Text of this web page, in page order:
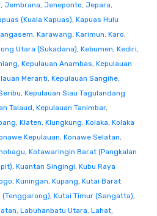
, Jembrana, Jeneponto, Jepara,
(Kuala Kapuas), Kapuas Hulu
, Karawang, Karimun, Karo,
Utara (Sukadana), Kebumen, Kediri,
, Kepulauan Anambas, Kepulauan
Meranti, Kepulauan Sangihe,
, Kepulauan Siau Tagulandang
Talaud, Kepulauan Tanimbar,
, Klaten, Klungkung, Kolaka, Kolaka
Kepulauan, Konawe Selatan,
, Kotawaringin Barat (Pangkalan
, Kuantan Singingi, Kubu Raya
, Kuningan, Kupang, Kutai Barat
, Kutai Timur (Sangatta),
, Labuhanbatu Utara, Lahat,